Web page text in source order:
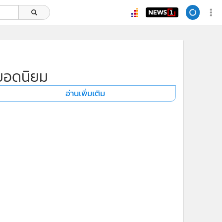
ยอดนิยม
อ่านเพิ่มเติม